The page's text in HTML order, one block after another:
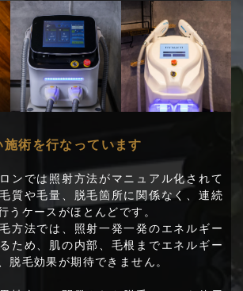
施術を行なっています
ンでは照射方法がマニュアル化されて
質や毛量、脱毛箇所に関係なく、連続
うケースがほとんどです。
方法では、照射一発一発のエネルギー
ため、肌の内部、毛根までエネルギー
脱毛効果が期待できません。